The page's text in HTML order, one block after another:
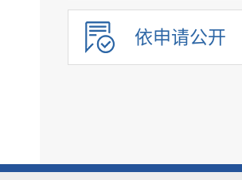
公共企事业单位专题
基层政务公开标准化规范化
依申请公开